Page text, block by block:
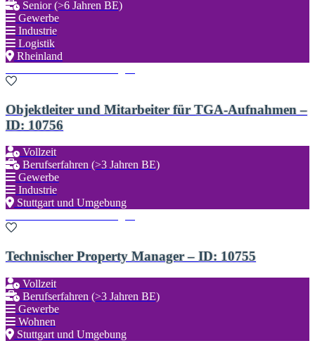
Senior (>6 Jahren BE)
Gewerbe
Industrie
Logistik
Rheinland
Objektleiter und Mitarbeiter für TGA-Aufnahmen –
ID: 10756
Vollzeit
Berufserfahren (>3 Jahren BE)
Gewerbe
Industrie
Stuttgart und Umgebung
Technischer Property Manager – ID: 10755
Vollzeit
Berufserfahren (>3 Jahren BE)
Gewerbe
Wohnen
Stuttgart und Umgebung